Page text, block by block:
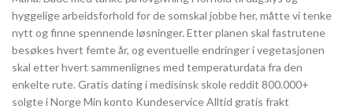
hyggelige arbeidsforhold for de somskal jobbe her, måtte vi tenke
nytt og finne spennende løsninger. Etter planen skal fastrutene
besøkes hvert femte år, og eventuelle endringer i vegetasjonen
skal etter hvert sammenlignes med temperaturdata fra den
enkelte rute. Gratis dating i medisinsk skole reddit 800.000+
solgte i Norge Min konto Kundeservice Alltid gratis frakt